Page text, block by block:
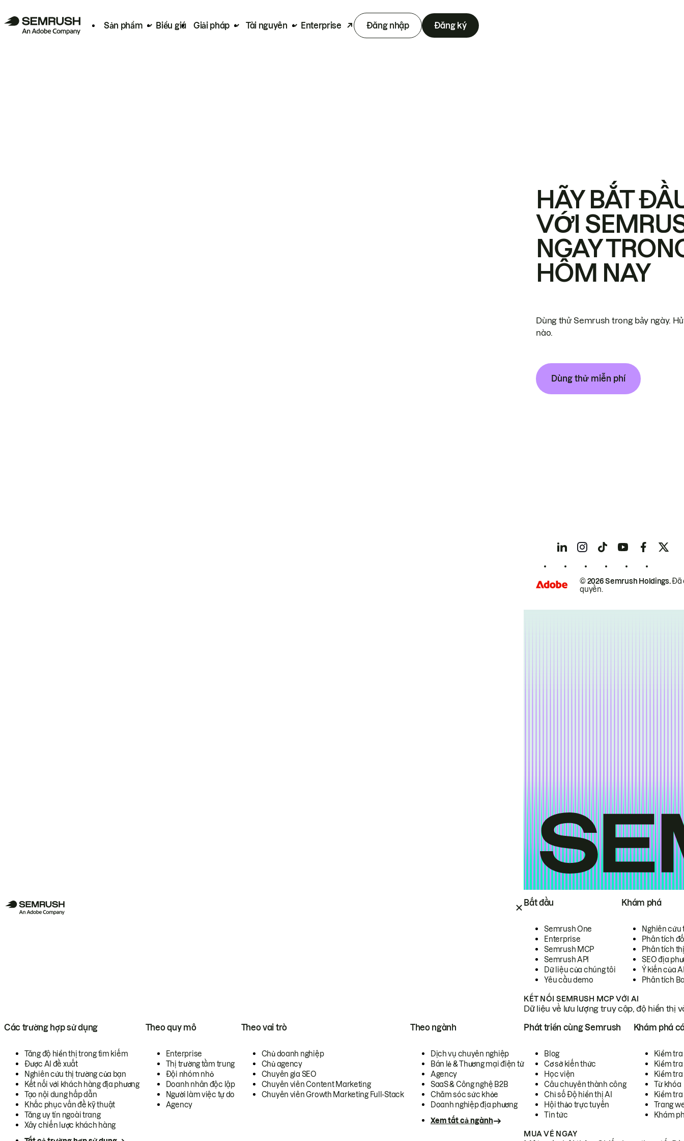
Sản phẩm Biểu giá Giải pháp Tài nguyên Enterprise Đăng nhập Đăng ký
Bắt đầu
Semrush One
Enterprise
Semrush MCP
Semrush API
Dữ liệu của chúng tôi
Yêu cầu demo
Khám phá
Nghiên cứu
Phân tích
Phân tích
SEO địa
Ý kiến của
Phân tích
KẾT NỐI SEMRUSH MCP VỚI AI
Dữ liệu về lưu lượng truy cập, độ hiển thị
Các trường hợp sử dụng
Tăng độ hiển thị trong tìm kiếm
Được AI đề xuất
Nghiên cứu thị trường của bạn
Kết nối với khách hàng địa phương
Tạo nội dung hấp dẫn
Khắc phục vấn đề kỹ thuật
Tăng uy tín ngoài trang
Xây chiến lược khách hàng
Theo quy mô
Enterprise
Thị trường tầm trung
Đội nhóm nhỏ
Doanh nhân độc lập
Người làm việc tự do
Agency
Theo vai trò
Chủ doanh nghiệp
Chủ agency
Chuyên gia SEO
Chuyên viên Content Marketing
Chuyên viên Growth Marketing Full-Stack
Theo ngành
Dịch vụ chuyên nghiệp
Bán lẻ & Thương mại điện tử
Agency
SaaS & Công nghệ B2B
Chăm sóc sức khỏe
Doanh nghiệp địa phương
Xem tất cả ngành
Phát triển cùng Semrush
Blog
Cơ sở kiến thức
Học viện
Câu chuyên thành công
Chỉ số Độ hiển thị AI
Hội thảo trực tuyến
Tin tức
Khám phá
Kiểm
Kiểm tra
Kiểm
Từ khóa
Kiểm
Trang
Khám
MUA VÉ NGAY
HÃY BẮT
VỚI
NGAY
HÔM NAY
Dùng thử Semrush trong bảy ngày.
nào.
Dùng thử miễn phí
© 2026 Semrush Holdings.Đã
quyền.